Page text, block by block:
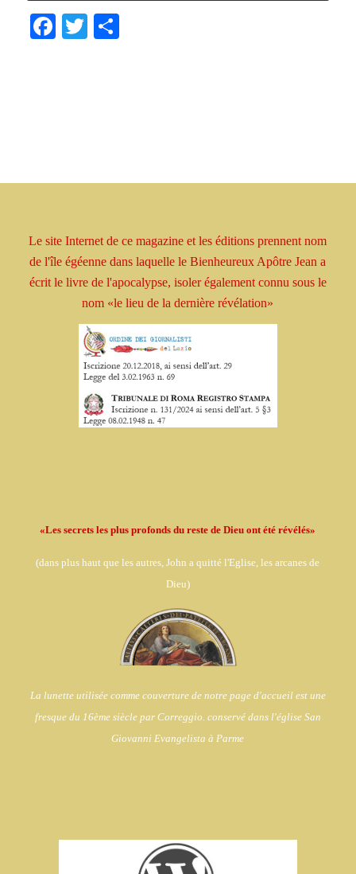
Facebook
Twitter
Le site Internet de ce magazine et les éditions prennentnom
de l'île égéenne dans laquelle le Bienheureux ApôtreJean a
écrit le livre de l'apocalypse, isolerégalement connu sous le
nom «le lieu de la dernière révélation»
«Les secrets les plus profonds du reste de Dieu ont été révélés»
(dans plus haut que les autres, John a quitté l'Eglise,les arcanes de
Dieu)
La lunette utilisée comme couverture de notre page d'accueil est une
fresque du 16ème siècle par Correggio. conservé dans l'église San
Giovanni Evangelista à Parme